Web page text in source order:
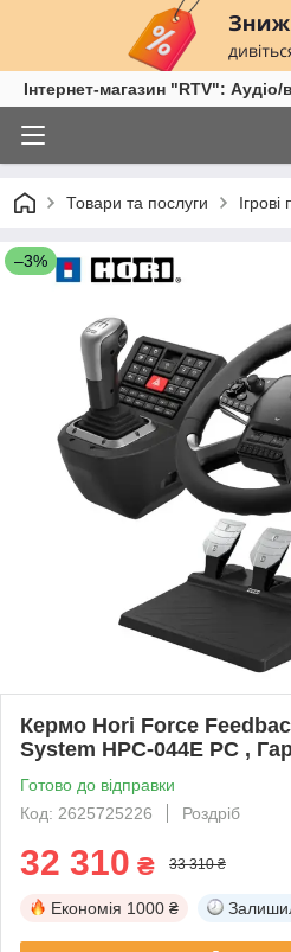
Інтернет-магазин "RTV":
Товари та послуги
–3%
Кермо Hori Force
System HPC-044E PC ,
Готово до відправки
Код: 2625725226
Роздріб
32 310 ₴ 33 310 ₴
Економія 1000 ₴